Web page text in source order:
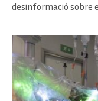
desinformació sobre